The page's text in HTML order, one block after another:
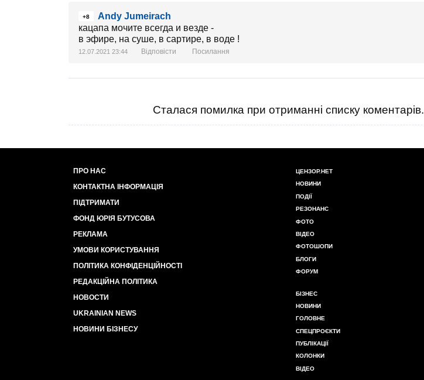
+8
Andy Jumeirach
кацапа мочите всегда и везде -
в эфире, на суше, в сартире, в воде !
12.07.2021 23:44 Відповісти Посилання
Сталася помилка при отриманні списку коментарів.
ПРО НАС
КОНТАКТНА ІНФОРМАЦІЯ
ПІДТРИМАТИ
ФОНД ЮРІЯ БУТУСОВА
РЕКЛАМА
УМОВИ КОРИСТУВАННЯ
ПОЛІТИКА КОНФІДЕНЦІЙНОСТІ
РЕДАКЦІЙНА ПОЛІТИКА
НОВОСТИ
UKRAINIAN NEWS
НОВИНИ БІЗНЕСУ
ЦЕНЗОР.НЕТ
НОВИНИ
ПОДІЇ
РЕЗОНАНС
ФОТО
ВІДЕО
ФОТОШОПИ
БЛОГИ
ФОРУМ
БІЗНЕС
НОВИНИ
ГОЛОВНЕ
СПЕЦПРОЄКТИ
ПУБЛІКАЦІЇ
КОЛОНКИ
ВІДЕО